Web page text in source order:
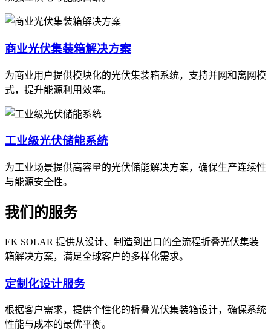
商业光伏集装箱解决方案
为商业用户提供模块化的光伏集装箱系统，支持并网和离网模
式，提升能源利用效率。
工业级光伏储能系统
为工业场景提供高容量的光伏储能解决方案，确保生产连续性
与能源安全性。
我们的服务
EK SOLAR 提供从设计、制造到出口的全流程折叠光伏集装
箱解决方案，满足全球客户的多样化需求。
定制化设计服务
根据客户需求，提供个性化的折叠光伏集装箱设计，确保系统
性能与成本的最优平衡。